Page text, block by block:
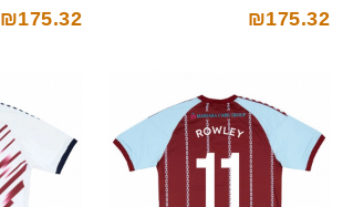
₪175.32
קצרה
₪175.32